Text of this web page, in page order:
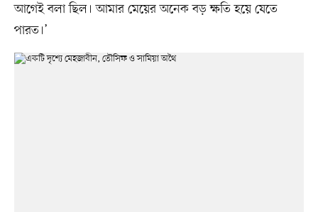
আগেই বলা ছিল। আমার মেয়ের অনেক বড় ক্ষতি হয়ে যেতে
পারত।’